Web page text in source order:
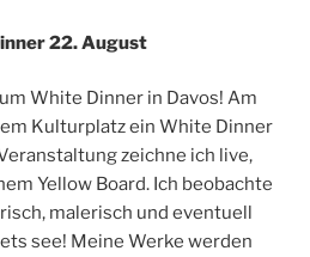
22. August
White Dinner in Davos! Am
Kulturplatz ein White Dinner
zeichne ich live,
Yellow Board. Ich beobachte
malerisch und eventuell
see! Meine Werke werden